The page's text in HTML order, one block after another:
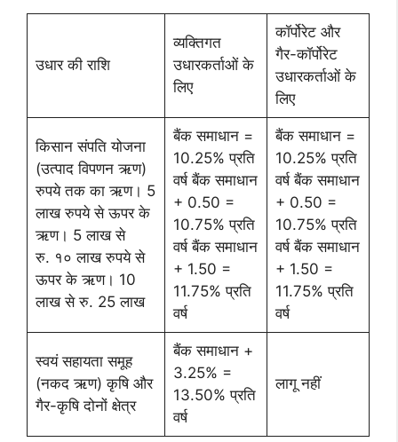
उधार की राशि
व्यक्तिगत
उधारकर्ताओं के
लिए
कॉर्पोरेट और
गैर-कॉर्पोरेट
उधारकर्ताओं के
लिए
किसान संपति योजना
(उत्पाद विपणन ऋण)
रुपये तक का ऋण। 5
लाख रुपये से ऊपर के
ऋण। 5 लाख से
रु. १० लाख रुपये से
ऊपर के ऋण। 10
लाख से रु. 25 लाख
बैंक समाधान =
10.25% प्रति
वर्ष बैंक समाधान
+ 0.50 =
10.75% प्रति
वर्ष बैंक समाधान
+ 1.50 =
11.75% प्रति
वर्ष
बैंक समाधान =
10.25% प्रति
वर्ष बैंक समाधान
+ 0.50 =
10.75% प्रति
वर्ष बैंक समाधान
+ 1.50 =
11.75% प्रति
वर्ष
स्वयं सहायता समूह
(नकद ऋण) कृषि और
गैर-कृषि दोनों क्षेत्र
बैंक समाधान +
3.25% =
13.50% प्रति
वर्ष
लागू नहीं